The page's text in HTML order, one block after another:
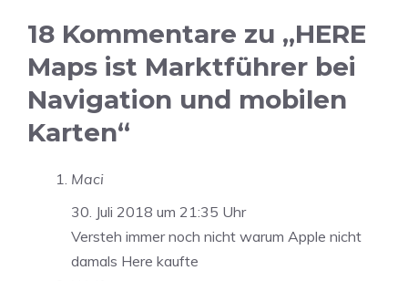
18 Kommentare zu „HERE
Maps ist Marktführer bei
Navigation und mobilen
Karten“
Maci
30. Juli 2018 um 21:35 Uhr
Versteh immer noch nicht warum Apple nicht
damals Here kaufte